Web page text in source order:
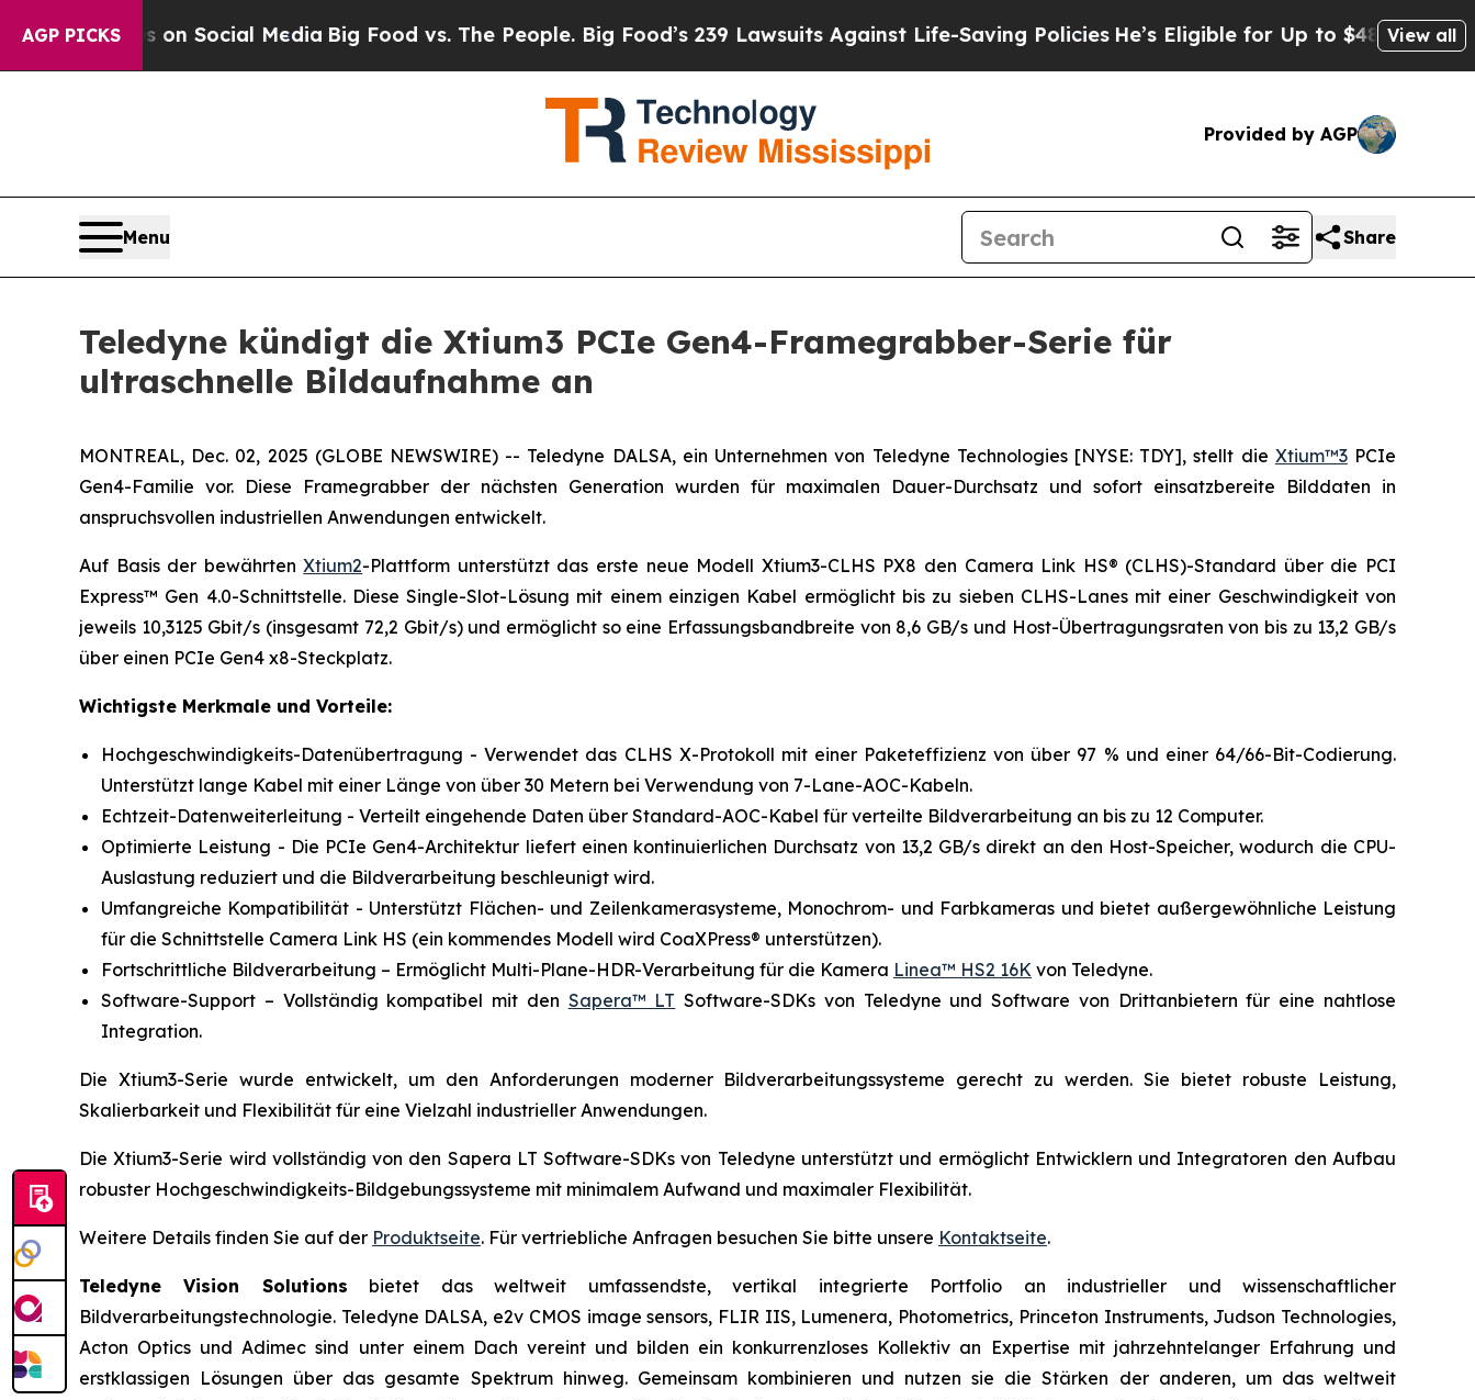
AGP PICKSon Social Media Big Food vs. The People. Big Food’s 239 Lawsuits Against Life-Saving Policies He’s Eligible for Up to $480,000 AfterView all
Provided by AGP
Menu Share
Teledyne kündigt die Xtium3 PCIe Gen4-Framegrabber-Serie für
ultraschnelle Bildaufnahme an
MONTREAL, Dec. 02, 2025 (GLOBE NEWSWIRE) -- Teledyne DALSA, ein Unternehmen von Teledyne Technologies [NYSE: TDY], stellt die Xtium™3PCIe
Gen4-Familie vor. Diese Framegrabber der nächsten Generation wurden für maximalen Dauer-Durchsatz und sofort einsatzbereite Bilddaten in
anspruchsvollen industriellen Anwendungen entwickelt.
Auf Basis der bewährtenXtium2-Plattform unterstützt das erste neue Modell Xtium3-CLHS PX8 den Camera Link HS® (CLHS)-Standard über die PCI
Express™ Gen 4.0-Schnittstelle. Diese Single-Slot-Lösung mit einem einzigen Kabel ermöglicht bis zu sieben CLHS-Lanes mit einer Geschwindigkeit von
jeweils 10,3125 Gbit/s (insgesamt 72,2 Gbit/s) und ermöglicht so eine Erfassungsbandbreite von 8,6 GB/s und Host-Übertragungsraten von bis zu 13,2 GB/s
über einen PCIe Gen4 x8-Steckplatz.
Wichtigste Merkmale und Vorteile:
Hochgeschwindigkeits-Datenübertragung - Verwendet das CLHS X-Protokoll mit einer Paketeffizienz von über 97 % und einer 64/66-Bit-Codierung.
Unterstützt lange Kabel mit einer Länge von über 30 Metern bei Verwendung von 7-Lane-AOC-Kabeln.
Echtzeit-Datenweiterleitung - Verteilt eingehende Daten über Standard-AOC-Kabel für verteilte Bildverarbeitung an bis zu 12 Computer.
Optimierte Leistung - Die PCIe Gen4-Architektur liefert einen kontinuierlichen Durchsatz von 13,2 GB/s direkt an den Host-Speicher, wodurch die CPU-
Auslastung reduziert und die Bildverarbeitung beschleunigt wird.
Umfangreiche Kompatibilität - Unterstützt Flächen- und Zeilenkamerasysteme, Monochrom- und Farbkameras und bietet außergewöhnliche Leistung
für die Schnittstelle Camera Link HS (ein kommendes Modell wird CoaXPress® unterstützen).
Fortschrittliche Bildverarbeitung – Ermöglicht Multi-Plane-HDR-Verarbeitung für die Kamera Linea™ HS2 16K von Teledyne.
Software-Support – Vollständig kompatibel mit den Sapera™ LT Software-SDKs von Teledyne und Software von Drittanbietern für eine nahtlose
Integration.
Die Xtium3-Serie wurde entwickelt, um den Anforderungen moderner Bildverarbeitungssysteme gerecht zu werden. Sie bietet robuste Leistung,
Skalierbarkeit und Flexibilität für eine Vielzahl industrieller Anwendungen.
Die Xtium3-Serie wird vollständig von den Sapera LT Software-SDKs von Teledyne unterstützt und ermöglicht Entwicklern und Integratoren den Aufbau
robuster Hochgeschwindigkeits-Bildgebungssysteme mit minimalem Aufwand und maximaler Flexibilität.
Weitere Details finden Sie auf der Produktseite. Für vertriebliche Anfragen besuchen Sie bitte unsere Kontaktseite.
Teledyne Vision Solutions bietet das weltweit umfassendste, vertikal integrierte Portfolio an industrieller und wissenschaftlicher
Bildverarbeitungstechnologie. Teledyne DALSA, e2v CMOS image sensors, FLIR IIS, Lumenera, Photometrics, Princeton Instruments, Judson Technologies,
Acton Optics und Adimec sind unter einem Dach vereint und bilden ein konkurrenzloses Kollektiv an Expertise mit jahrzehntelanger Erfahrung und
erstklassigen Lösungen über das gesamte Spektrum hinweg. Gemeinsam kombinieren und nutzen sie die Stärken der anderen, um das weltweit